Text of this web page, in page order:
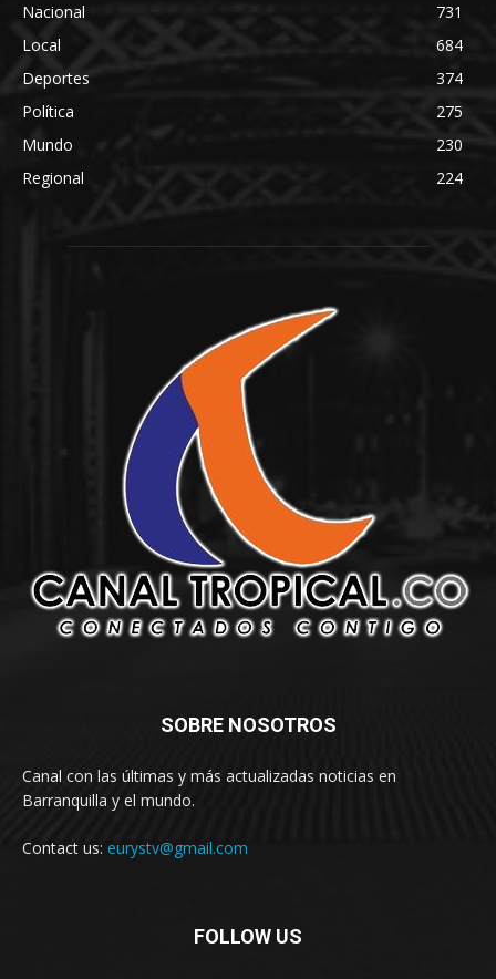
Nacional
731
Local
684
Deportes
374
Política
275
Mundo
230
Regional
224
SOBRE NOSOTROS
Canal con las últimas y más actualizadas noticias en
Barranquilla y el mundo.
Contact us: eurystv@gmail.com
FOLLOW US